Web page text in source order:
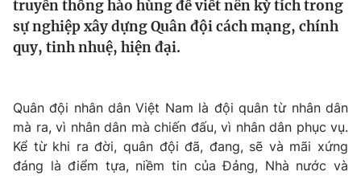
Thế giới
Tin tức
Câu chuyện quốc tế
Kinh tế
Thị trường
Góc doanh nghiệp
Dữ liệu và đời sống
Truyền hình
truyền thống hào hùng để viết nên kỳ tích trong
sự nghiệp xây dựng Quân đội cách mạng, chính
quy, tinh nhuệ, hiện đại.
Quân đội nhân dân Việt Nam là đội quân từ nhân dân
mà ra, vì nhân dân mà chiến đấu, vì nhân dân phục vụ.
Kể từ khi ra đời, quân đội đã, đang, sẽ và mãi xứng
đáng là điểm tựa, niềm tin của Đảng, Nhà nước và